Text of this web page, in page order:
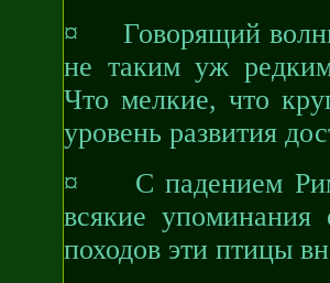
¤ Говорящий
не таким уж
Что мелкие, что
уровень развития
¤ С падением Рима
всякие упоминания
походов эти птицы